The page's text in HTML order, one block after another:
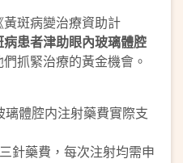
斑病變治療資助計
患者津助眼內玻璃體腔
們抓緊治療的黃金機會。
璃體腔内注射藥費實際支
針藥費，每次注射均需申